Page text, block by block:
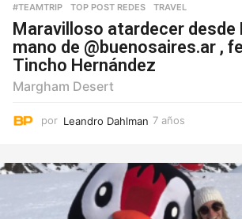
#TEAMTRIP ,TOP POST REDES ,TRAVEL
Maravilloso atardecer desde
mano de @buenosaires.ar ,
Tincho Hernández
Margham Desert
por Leandro Dahlman 7 años
o
s